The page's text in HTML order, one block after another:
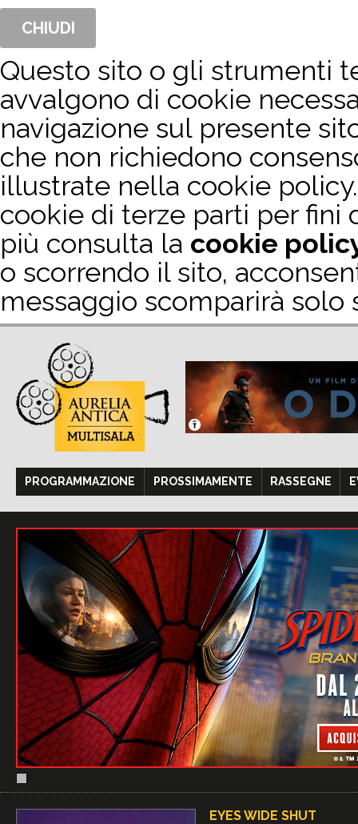
CHIUDI
Questo sito o gli strumenti
avvalgono di cookie
navigazione sul presente
che non richiedono
illustrate nella cookie
cookie di terze parti per fini
più consulta la cookie
o scorrendo il sito,
messaggio scomparirà
PROGRAMMAZIONE PROSSIMAMENTE RASSEGNE
EYES WIDE SHUT